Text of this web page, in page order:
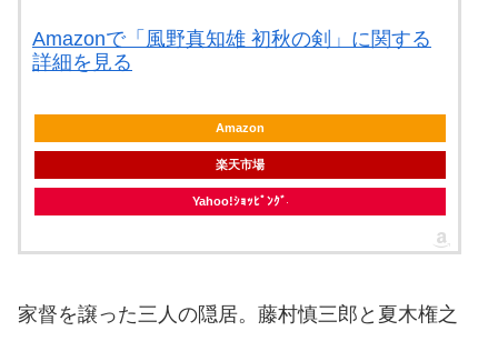
Amazonで「風野真知雄 初秋の剣」に関する
詳細を見る
Amazon
楽天市場
Yahoo!ｼｮｯﾋﾟﾝｸﾞ
家督を譲った三人の隠居。藤村慎三郎と夏木権之